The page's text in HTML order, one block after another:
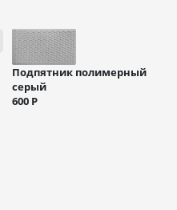
Подпятник полимерный
серый
600 Р